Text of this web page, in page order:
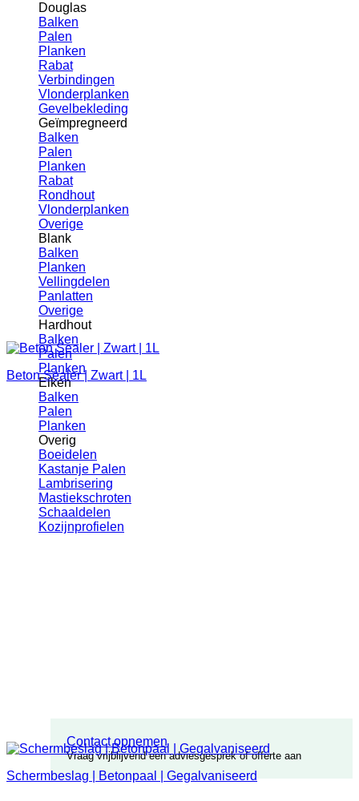
Douglas
Balken
Palen
Planken
Rabat
Verbindingen
Vlonderplanken
Gevelbekleding
Geïmpregneerd
Balken
Palen
Planken
Rabat
Rondhout
Vlonderplanken
Overige
Blank
Balken
Planken
Vellingdelen
Panlatten
Overige
Hardhout
Balken
Palen
Planken
Eiken
Balken
Palen
Planken
Overig
Boeidelen
Kastanje Palen
Lambrisering
Mastiekschroten
Schaaldelen
Kozijnprofielen
Contact opnemen
Vraag vrijblijvend een adviesgesprek of offerte aan
Beton Sealer | Zwart | 1L
Schermbeslag | Betonpaal | Gegalvaniseerd